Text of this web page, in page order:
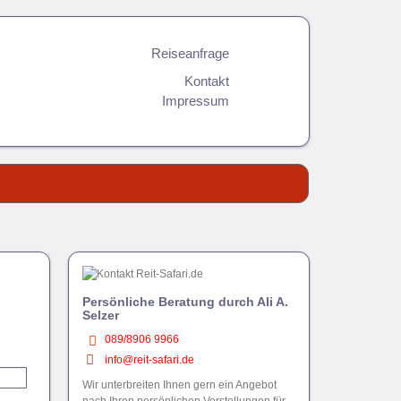
Reiseanfrage
Kontakt
Impressum
Persönliche Beratung durch Ali A.
Selzer
089/8906 9966
info@reit-safari.de
Wir unterbreiten Ihnen gern ein Angebot